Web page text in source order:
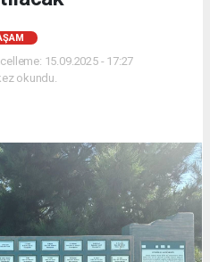
15.09.2025 - 17:27
okundu.